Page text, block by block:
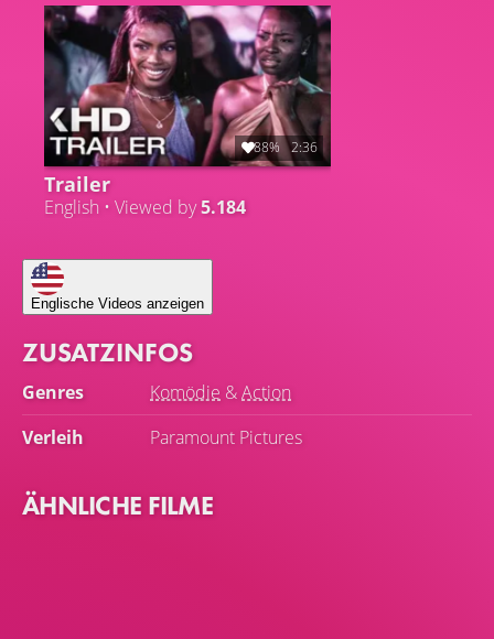
Komödie auftauchen.
88% 2:36
Trailer
English • Viewed by5.184
Englische Videos anzeigen
ZUSATZINFOS
Genres Komödie &Action
Verleih
Paramount Pictures
ÄHNLICHE FILME